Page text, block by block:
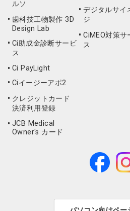
ルソ
歯科技工物製作 3D
Design Lab
Ci助成金診断サービ
ス
Ci PayLight
Ciイージーアポ2
クレジットカード
決済利用登録
JCB Medical
Owner's カード
デジタルサイ
ジ
CiMEO対策サ
ス